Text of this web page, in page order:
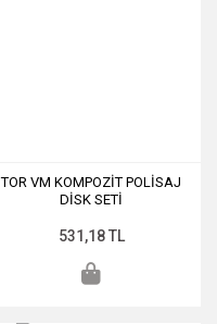
TOR VM KOMPOZİT POLİSAJ
DİSK SETİ
531,18 TL